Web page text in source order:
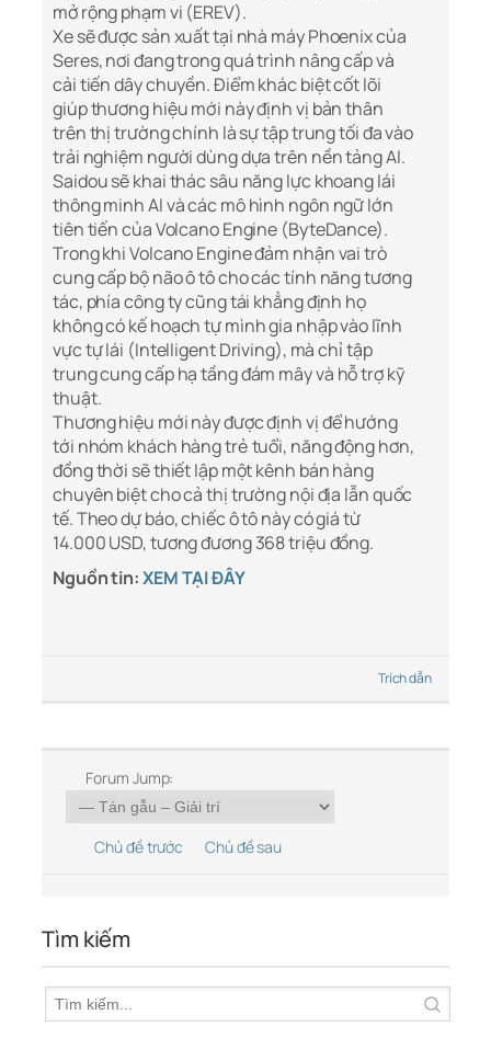
mở rộng phạm vi (EREV).
Xe sẽ được sản xuất tại nhà máy Phoenix của
Seres, nơi đang trong quá trình nâng cấp và
cải tiến dây chuyền. Điểm khác biệt cốt lõi
giúp thương hiệu mới này định vị bản thân
trên thị trường chính là sự tập trung tối đa vào
trải nghiệm người dùng dựa trên nền tảng AI.
Saidou sẽ khai thác sâu năng lực khoang lái
thông minh AI và các mô hình ngôn ngữ lớn
tiên tiến của Volcano Engine (ByteDance).
Trong khi Volcano Engine đảm nhận vai trò
cung cấp bộ não ô tô cho các tính năng tương
tác, phía công ty cũng tái khẳng định họ
không có kế hoạch tự mình gia nhập vào lĩnh
vực tự lái (Intelligent Driving), mà chỉ tập
trung cung cấp hạ tầng đám mây và hỗ trợ kỹ
thuật.
Thương hiệu mới này được định vị để hướng
tới nhóm khách hàng trẻ tuổi, năng động hơn,
đồng thời sẽ thiết lập một kênh bán hàng
chuyên biệt cho cả thị trường nội địa lẫn quốc
tế. Theo dự báo, chiếc ô tô này có giá từ
14.000 USD, tương đương 368 triệu đồng.
Nguồn tin:XEM TẠI ĐÂY
Trích dẫn
Forum Jump:
Chủ đề trước Chủ đề sau
Tìm kiếm